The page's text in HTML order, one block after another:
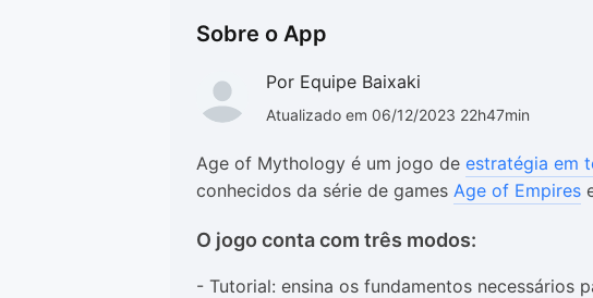
Sobre o App
Por Equipe Baixaki
Atualizado em 06/12/2023 22h47min
Age of Mythology é um jogo de estratégia em
conhecidos da série de games Age of Empires
O jogo conta com três modos:
- Tutorial: ensina os fundamentos necessários